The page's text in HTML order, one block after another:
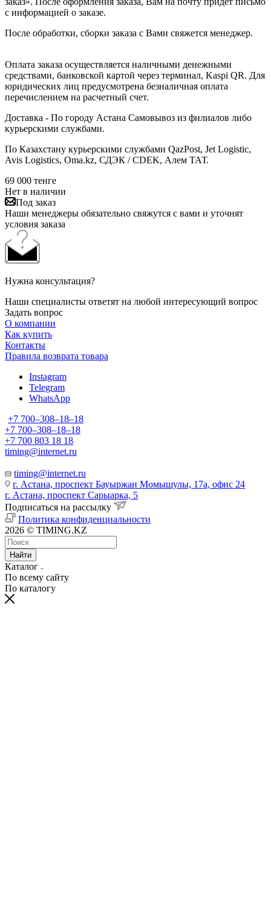
с информацией о заказе.
После обработки, сборки заказа с Вами свяжется менеджер.
Оплата заказа осуществляется наличными денежными
средствами, банковской картой через терминал, Kaspi QR. Для
юридических лиц предусмотрена безналичная оплата
перечислением на расчетный счет.
Доставка - По городу Астана Самовывоз из филиалов либо
курьерскими службами.
По Казахстану курьерскими службами QazPost, Jet Logistic,
Avis Logistics, Oma.kz, СДЭК / CDEK, Алем ТАТ.
69 000 тенге
Нет в наличии
Под заказ
Наши менеджеры обязательно свяжутся с вами и уточнят
условия заказа
Нужна консультация?
Наши специалисты ответят на любой интересующий вопрос
Задать вопрос
О компании
Как купить
Контакты
Правила возврата товара
Instagram
Telegram
WhatsApp
+7 700‒308‒18‒18
+7 700‒308‒18‒18
+7 700 803 18 18
timing@internet.ru
timing@internet.ru
г. Астана, проспект Бауыржан Момышулы, 17а, офис 24
г. Астана, проспект Сарыарка, 5
Подписаться на рассылку
Политика конфиденциальности
2026 © TIMING.KZ
Найти
Каталог
По всему сайту
По каталогу